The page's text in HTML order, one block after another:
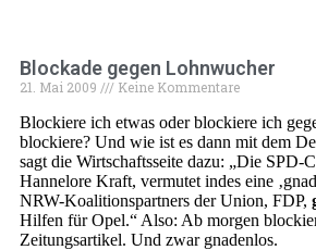
Blockade gegen Lohnwucher
21. Mai 2009 Keine Kommentare
Blockiere ich etwas oder blockiere ich
blockiere? Und wie ist es dann mit dem
sagt die Wirtschaftsseite dazu: „Die SPD-
Hannelore Kraft, vermutet indes eine
NRW-Koalitionspartners der Union, FDP,
Hilfen für Opel.“ Also: Ab morgen
Zeitungsartikel. Und zwar gnadenlos.